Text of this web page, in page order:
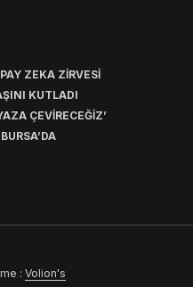
ZEKA ZİRVESİ
KUTLADI
ÇEVİRECEĞİZ’
: Volion's